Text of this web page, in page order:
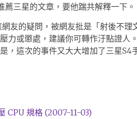
三星的文章，要他踹共解釋一下。
友的疑問，被網友批是「射後不理
力或懲處，建議你可轉作汙點證
，這次的事件又大大增加了三星S4
CPU 規格 (2007-11-03)